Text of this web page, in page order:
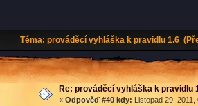
Téma: prováděcí vyhláška k pravidlu 1.6
Re: prováděcí vyhláška k pravidlu
« Odpověď #40 kdy: Listopad 29,